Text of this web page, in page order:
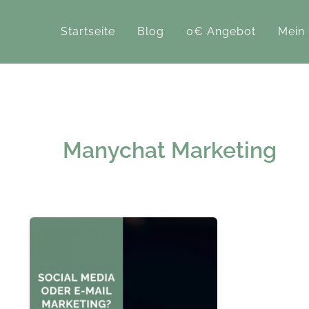
Startseite Blog 0€ Angebot Mein
Manychat Marketing